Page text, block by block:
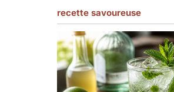
recette savoureuse